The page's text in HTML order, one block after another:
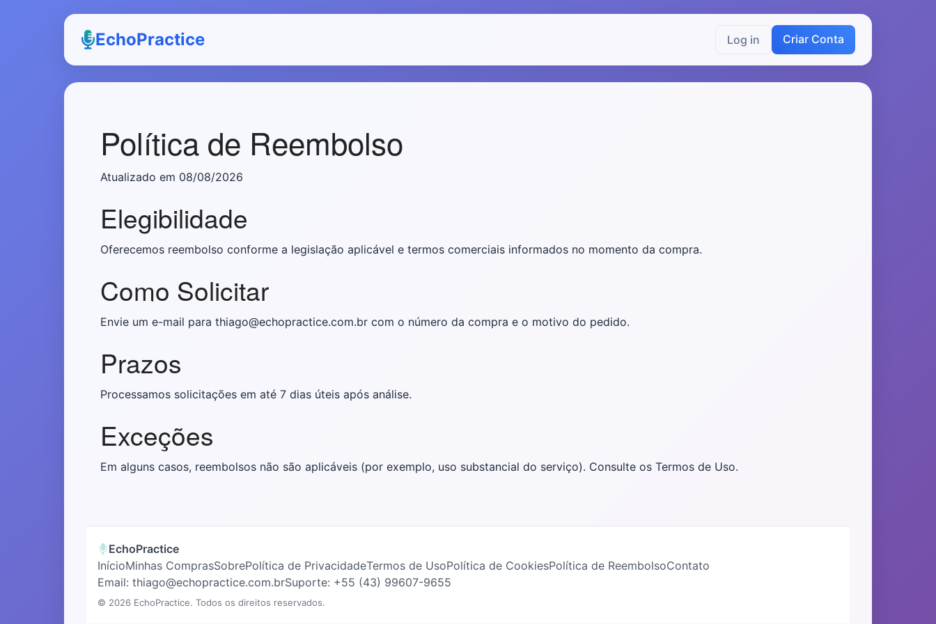
EchoPractice Log in Criar Conta
Política de Reembolso
Atualizado em 08/08/2026
Elegibilidade
Oferecemos reembolso conforme a legislação aplicável e termos comerciais informados no momento da compra.
Como Solicitar
Envie um e-mail para thiago@echopractice.com.br com o número da compra e o motivo do pedido.
Prazos
Processamos solicitações em até 7 dias úteis após análise.
Exceções
Em alguns casos, reembolsos não são aplicáveis (por exemplo, uso substancial do serviço). Consulte os Termos de Uso.
EchoPractice
InícioMinhas ComprasSobrePolítica de PrivacidadeTermos de UsoPolítica de CookiesPolítica de ReembolsoContato
Email: thiago@echopractice.com.brSuporte: +55 (43) 99607-9655
© 2026 EchoPractice. Todos os direitos reservados.